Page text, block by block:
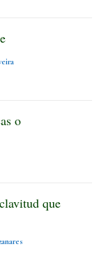
o
que